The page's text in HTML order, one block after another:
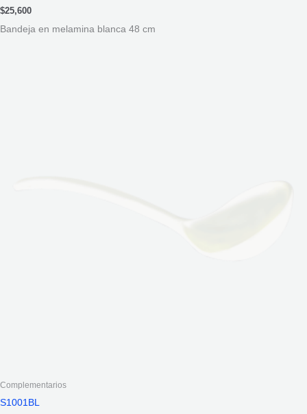
$25,600
Bandeja en melamina blanca 48 cm
Complementarios
S1001BL